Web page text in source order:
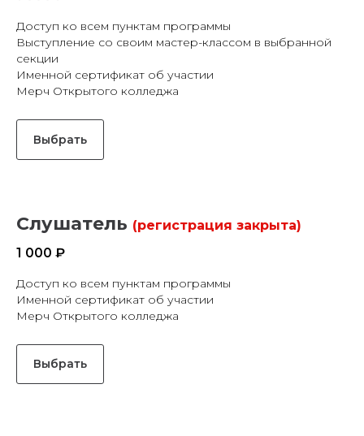
Доступ ко всем пунктам программы
Выступление со своим мастер-классом в выбранной
секции
Именной сертификат об участии
Мерч Открытого колледжа
Выбрать
Слушатель (регистрация закрыта)
1 000 ₽
Доступ ко всем пунктам программы
Именной сертификат об участии
Мерч Открытого колледжа
Выбрать